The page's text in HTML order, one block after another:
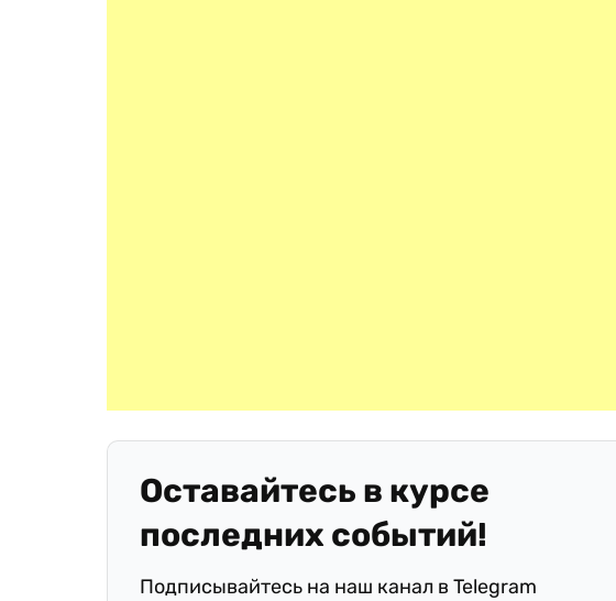
Оставайтесь в курсе
последних событий!
Подписывайтесь на наш канал в Telegram